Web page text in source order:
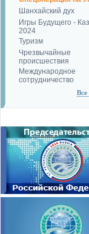
Шанхайский дух
Игры Будущего -
2024
Туризм
Чрезвычайные
происшествия
Международное
сотрудничество
Все